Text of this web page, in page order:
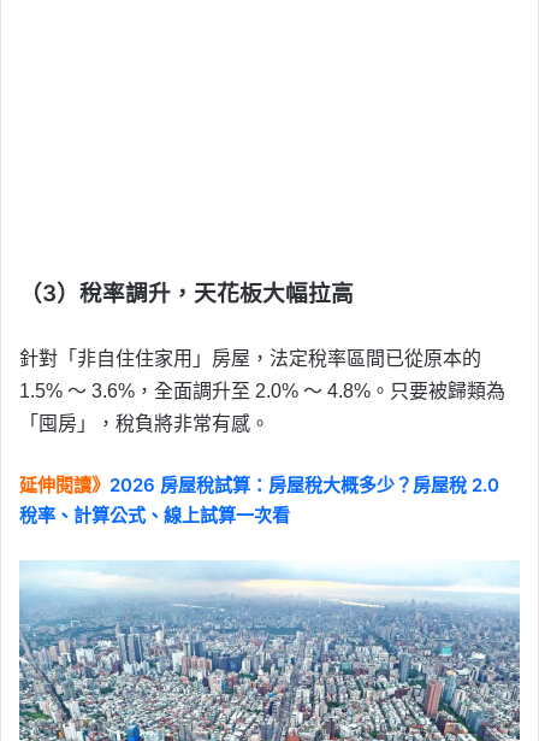
（3）稅率調升，天花板大幅拉高
針對「非自住住家用」房屋，法定稅率區間已從原本的
1.5% ～ 3.6%，全面調升至 2.0% ～ 4.8%。只要被歸類為
「囤房」，稅負將非常有感。
延伸閱讀》 2026 房屋稅試算：房屋稅大概多少？房屋稅 2.0
稅率、計算公式、線上試算一次看